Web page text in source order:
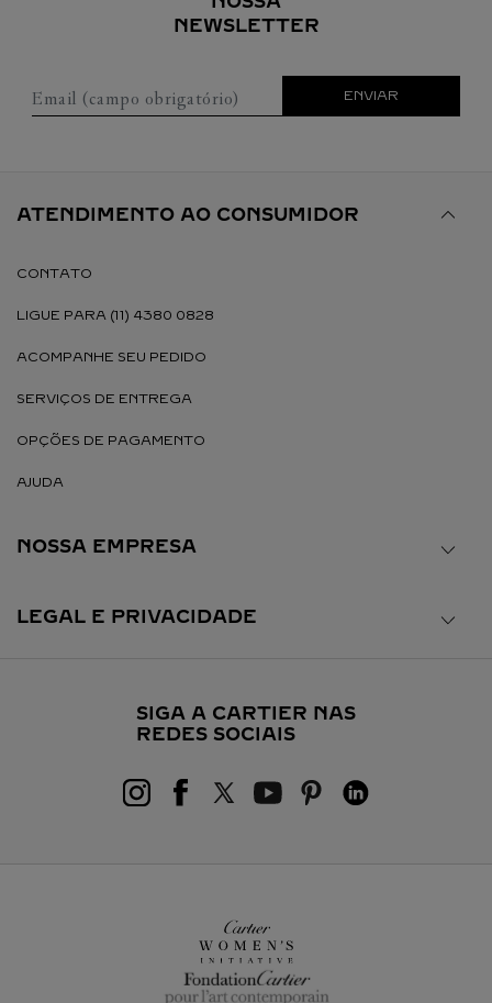
NEWSLETTER
Email (campo obrigatório) ENVIAR
ATENDIMENTO AO CONSUMIDOR
CONTATO
LIGUE PARA (11) 4380 0828
ACOMPANHE SEU PEDIDO
SERVIÇOS DE ENTREGA
OPÇÕES DE PAGAMENTO
AJUDA
NOSSA EMPRESA
LEGAL E PRIVACIDADE
SIGA A CARTIER NAS
REDES SOCIAIS